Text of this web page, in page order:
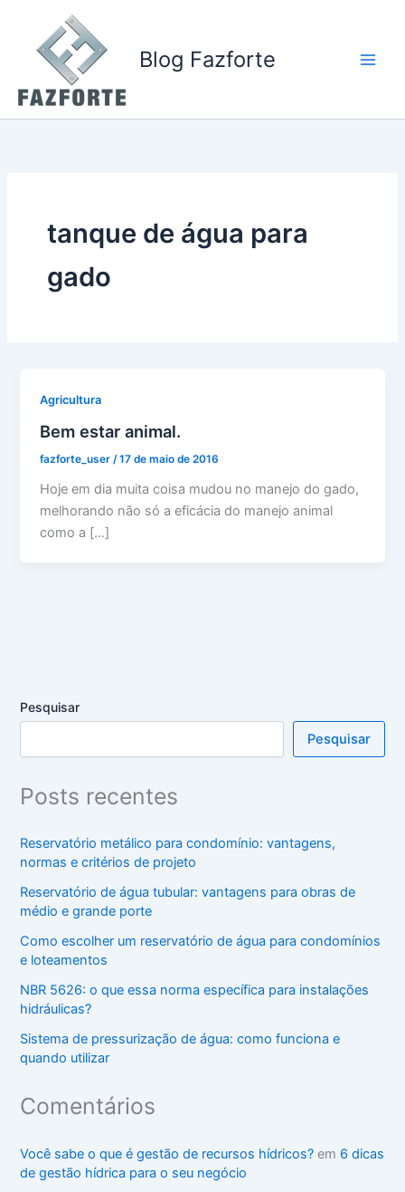
conteúdo
Blog Fazforte
tanque de água para
gado
Agricultura
Bem estar animal.
fazforte_user /17 de maio de 2016
Hoje em dia muita coisa mudou no manejo do gado,
melhorando não só a eficácia do manejo animal
como a […]
Pesquisar
Pesquisar
Posts recentes
Reservatório metálico para condomínio: vantagens,
normas e critérios de projeto
Reservatório de água tubular: vantagens para obras de
médio e grande porte
Como escolher um reservatório de água para condomínios
e loteamentos
NBR 5626: o que essa norma específica para instalações
hidráulicas?
Sistema de pressurização de água: como funciona e
quando utilizar
Comentários
Você sabe o que é gestão de recursos hídricos? em 6 dicas
de gestão hídrica para o seu negócio